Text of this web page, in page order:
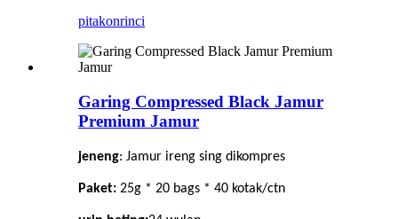
pitakonrinci
Garing Compressed Black Jamur
Premium Jamur
jeneng: Jamur ireng sing dikompres
Paket: 25g * 20 bags * 40 kotak/ctn